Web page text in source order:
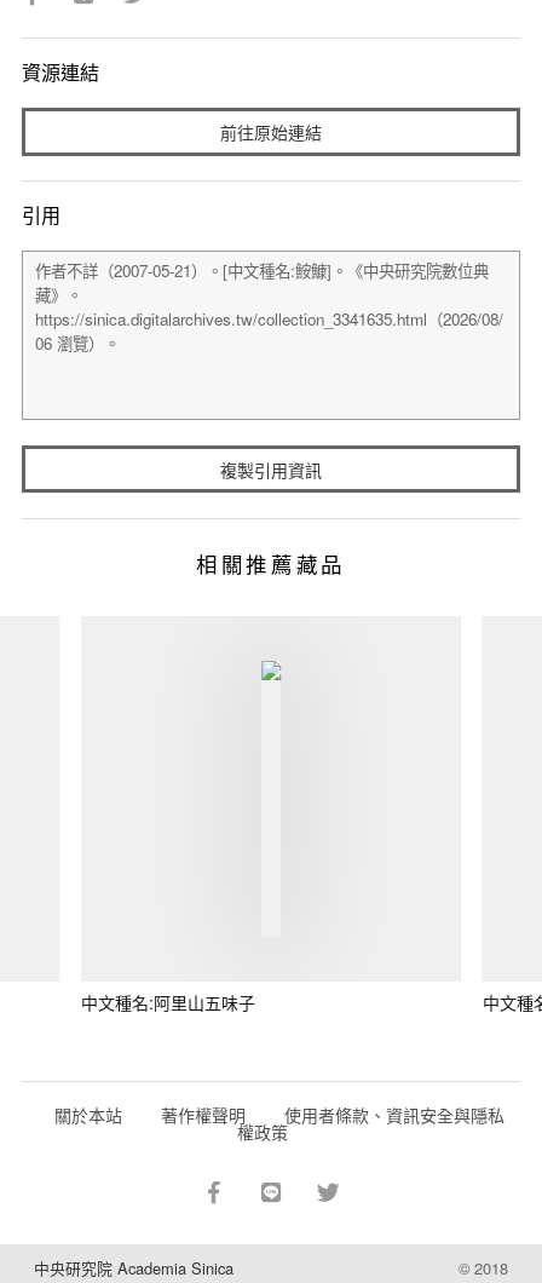
資源連結
前往原始連結
引用
複製引用資訊
相關推薦藏品
中文種名:阿里山五味子 中文種
關於本站 著作權聲明 使用者條款、資訊安全與隱私
權政策
中央研究院 Academia Sinica © 2018